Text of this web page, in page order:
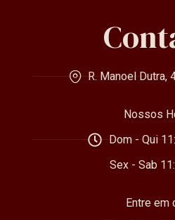
R. Manoel Dutra,
Nossos
Dom - Qui
Sex - Sab
Entre em